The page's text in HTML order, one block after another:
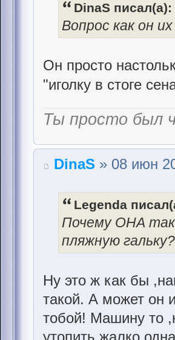
DinaS писал(а):
Вопрос как он
Он просто
"иголку в стоге
Ты просто был
DinaS » 08 июн
Legenda
Почему ОНА так
пляжную гальку?
Ну это ж как бы
такой. А может он
тобой! Машину то